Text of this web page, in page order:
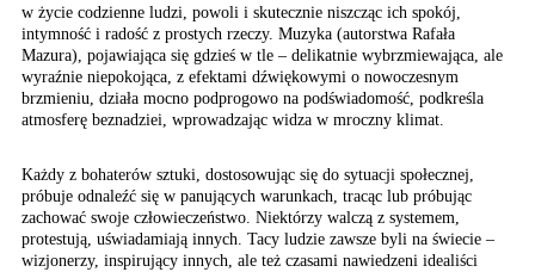
w życie codzienne ludzi, powoli i skutecznie niszcząc ich spokój,
intymność i radość z prostych rzeczy. Muzyka (autorstwa Rafała
Mazura), pojawiająca się gdzieś w tle – delikatnie wybrzmiewająca, ale
wyraźnie niepokojąca, z efektami dźwiękowymi o nowoczesnym
brzmieniu, działa mocno podprogowo na podświadomość, podkreśla
atmosferę beznadziei, wprowadzając widza w mroczny klimat.
Każdy z bohaterów sztuki, dostosowując się do sytuacji społecznej,
próbuje odnaleźć się w panujących warunkach, tracąc lub próbując
zachować swoje człowieczeństwo. Niektórzy walczą z systemem,
protestują, uświadamiają innych. Tacy ludzie zawsze byli na świecie –
wizjonerzy, inspirujący innych, ale też czasami nawiedzeni idealiści